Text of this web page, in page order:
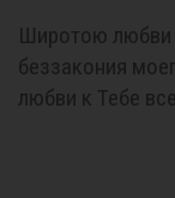
Широтою любви
беззакония
любви к Тебе